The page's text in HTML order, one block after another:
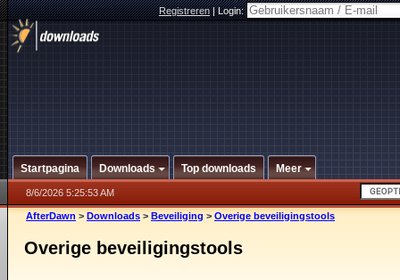
Registreren|Login:
Startpagina Downloads Top downloads Meer
8/6/2026 5:25:53 AM
AfterDawn > Downloads > Beveiliging > Overige beveiligingstools
Overige beveiligingstools